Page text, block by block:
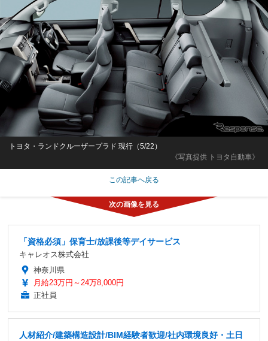
《写真提供 トヨタ自動車》
トヨタ・ランドクルーザープラド 現行（5/22）
この記事へ戻る
「資格必須」保育士/放課後等デイサービス
キャレオス株式会社
神奈川県
月給23万円～24万8,000円
正社員
人材紹介/建築構造設計/BIM経験者歓迎/社内環境良好・土日